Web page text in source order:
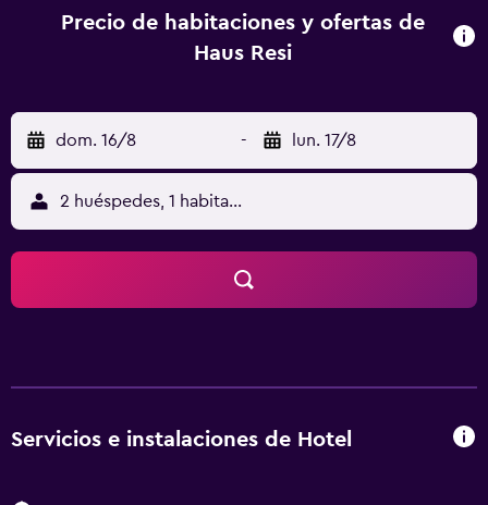
Precio de habitaciones y ofertas de
Haus Resi
dom. 16/8 - lun. 17/8
2 huéspedes, 1 habitación
Servicios e instalaciones de Hotel